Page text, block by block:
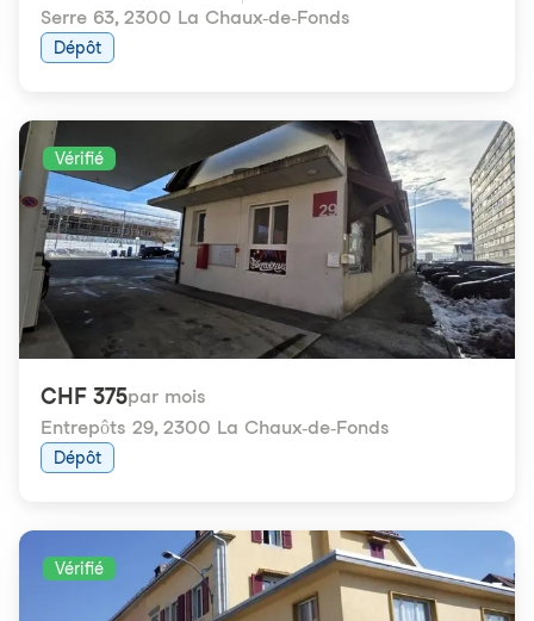
Serre 63, 2300 La Chaux-de-Fonds
Dépôt
Vérifié
CHF 375par mois
Entrepôts 29, 2300 La Chaux-de-Fonds
Dépôt
Vérifié